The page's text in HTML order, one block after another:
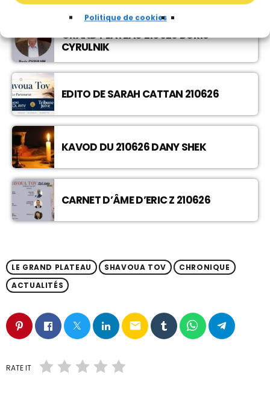
Politique de cookies
GRAND PLATEAU 210626 BORIS
CYRULNIK
EDITO DE SARAH CATTAN 210626
KAVOD DU 210626 DANY SHEK
CARNET D’ÂME D’ERIC Z 210626
LE GRAND PLATEAU SHAVOUA TOV
CHRONIQUE
ACTUALITÉS
email
RATE IT